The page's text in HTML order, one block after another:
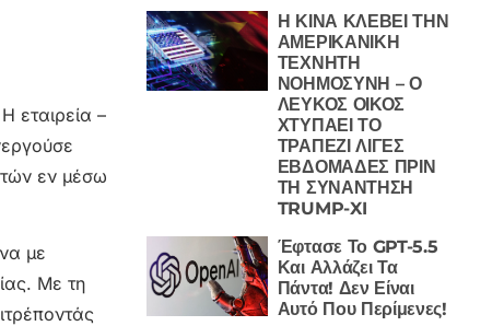
εταιρεία –
εν μέσω
με
Με τη
Η ΚΙΝΑ ΚΛΕΒΕΙ ΤΗΝ
ΑΜΕΡΙΚΑΝΙΚΗ
ΤΕΧΝΗΤΗ
ΝΟΗΜΟΣΥΝΗ – Ο
ΛΕΥΚΟΣ ΟΙΚΟΣ
ΧΤΥΠΑΕΙ ΤΟ
ΤΡΑΠΕΖΙ ΛΙΓΕΣ
ΕΒΔΟΜΑΔΕΣ ΠΡΙΝ
ΤΗ ΣΥΝΑΝΤΗΣΗ
TRUMP-XI
Έφτασε Το GPT-5.5
Και Αλλάζει Τα
Πάντα! Δεν Είναι
Αυτό Που Περίμενες!